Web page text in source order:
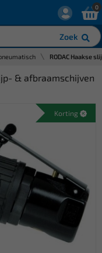
Zoek
0
RODAC Haakse
& afbraamschijven
Korting